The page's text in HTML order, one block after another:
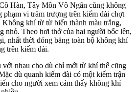
Hàn, Tây Môn Vô Ngân cũng không
phạm vi trăm trượng trên kiếm đài chợt
khí từ từ biến thành màu trắng,
nhỏ. Theo hơi thở của hai người bốc lên,
nhất thời đóng băng toàn bộ không khí
trên kiếm đài.
với nhau cho dù chỉ mới từ khí thế cũng
dù quanh kiếm đài có một kiếm trận
cho người xem cảm thấy không khí